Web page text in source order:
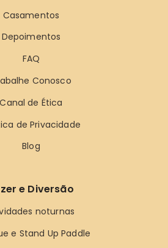
Casamentos
Depoimentos
FAQ
Conosco
Canal de Ética
de Privacidade
Blog
e Diversão
noturnas
e Stand Up Paddle